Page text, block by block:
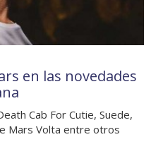
en las novedades
Cab For Cutie, Suede,
Mars Volta entre otros